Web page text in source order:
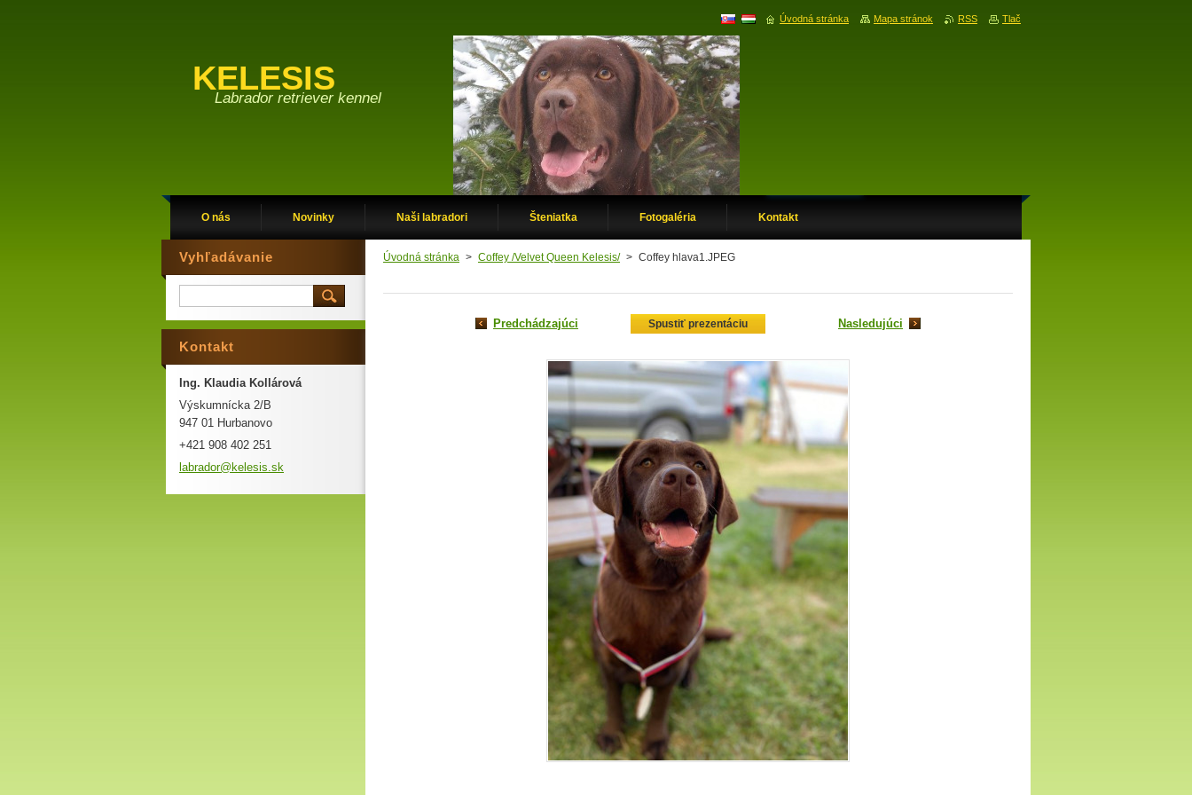
KELESIS
Labrador retriever kennel
O nás Novinky Naši labradori Šteniatka Fotogaléria Kontakt
Úvodná stránka > Coffey /Velvet Queen Kelesis/ > Coffey hlava1.JPEG
Predchádzajúci Spustiť prezentáciu Nasledujúci
Vyhľadávanie
Kontakt
Ing. Klaudia Kollárová
Výskumnícka 2/B
947 01 Hurbanovo
+421 908 402 251
labrador@kelesis.sk
Úvodná stránka Mapa stránok RSS Tlač